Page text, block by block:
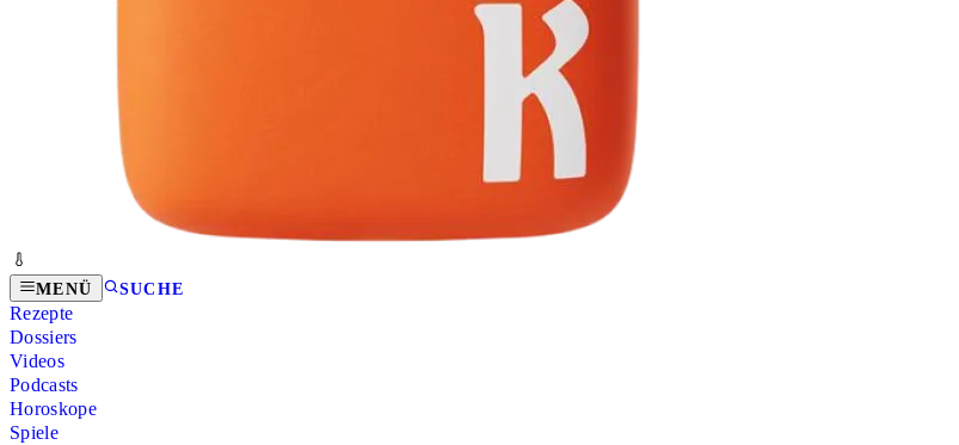
MENÜ SUCHE
Rezepte
Dossiers
Videos
Podcasts
Horoskope
Spiele